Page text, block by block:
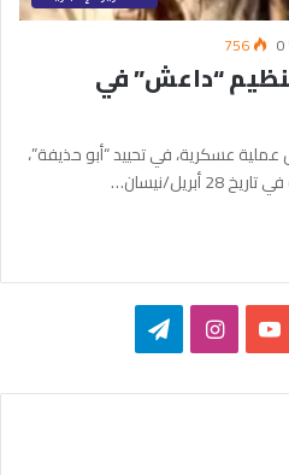
0
756
“داعش” في
عملية عسكرية، في تحييد “أبو حذيفة”،
نيسان…
‫YouTubeانستقرامتيلقرام